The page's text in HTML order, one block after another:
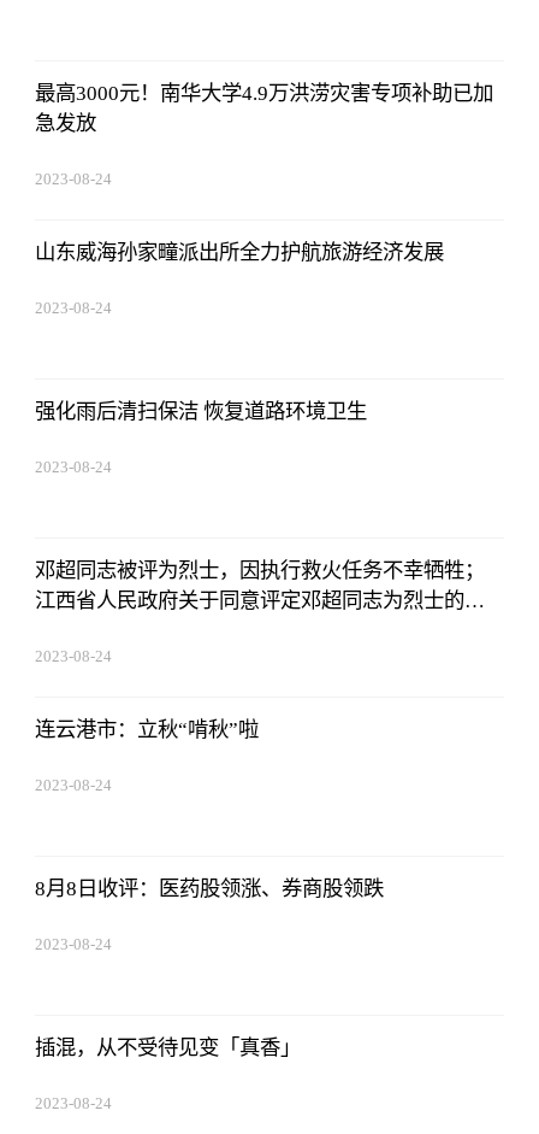
最高3000元！南华大学4.9万洪涝灾害专项补助已加
急发放
2023-08-24
山东威海孙家疃派出所全力护航旅游经济发展
2023-08-24
强化雨后清扫保洁 恢复道路环境卫生
2023-08-24
邓超同志被评为烈士，因执行救火任务不幸牺牲；
江西省人民政府关于同意评定邓超同志为烈士的批
为烈士的请示》（赣市府文〔2023〕72号）收悉。
2023-08-24
连云港市：立秋“啃秋”啦
2023-08-24
8月8日收评：医药股领涨、券商股领跌
2023-08-24
插混，从不受待见变「真香」
2023-08-24